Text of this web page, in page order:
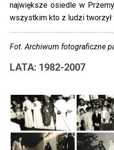
największe osiedle w
wszystkim kto z ludzi tworzył
Fot. Archiwum fotograficzne
LATA: 1982-2007